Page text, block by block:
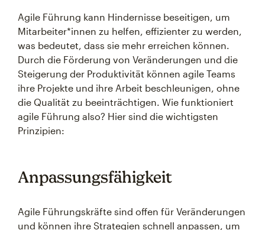
Agile Führung kann Hindernisse beseitigen, um
Mitarbeiter*innen zu helfen, effizienter zu werden,
was bedeutet, dass sie mehr erreichen können.
Durch die Förderung von Veränderungen und die
Steigerung der Produktivität können agile Teams
ihre Projekte und ihre Arbeit beschleunigen, ohne
die Qualität zu beeinträchtigen. Wie funktioniert
agile Führung also? Hier sind die wichtigsten
Prinzipien:
Anpassungsfähigkeit
Agile Führungskräfte sind offen für Veränderungen
und können ihre Strategien schnell anpassen, um